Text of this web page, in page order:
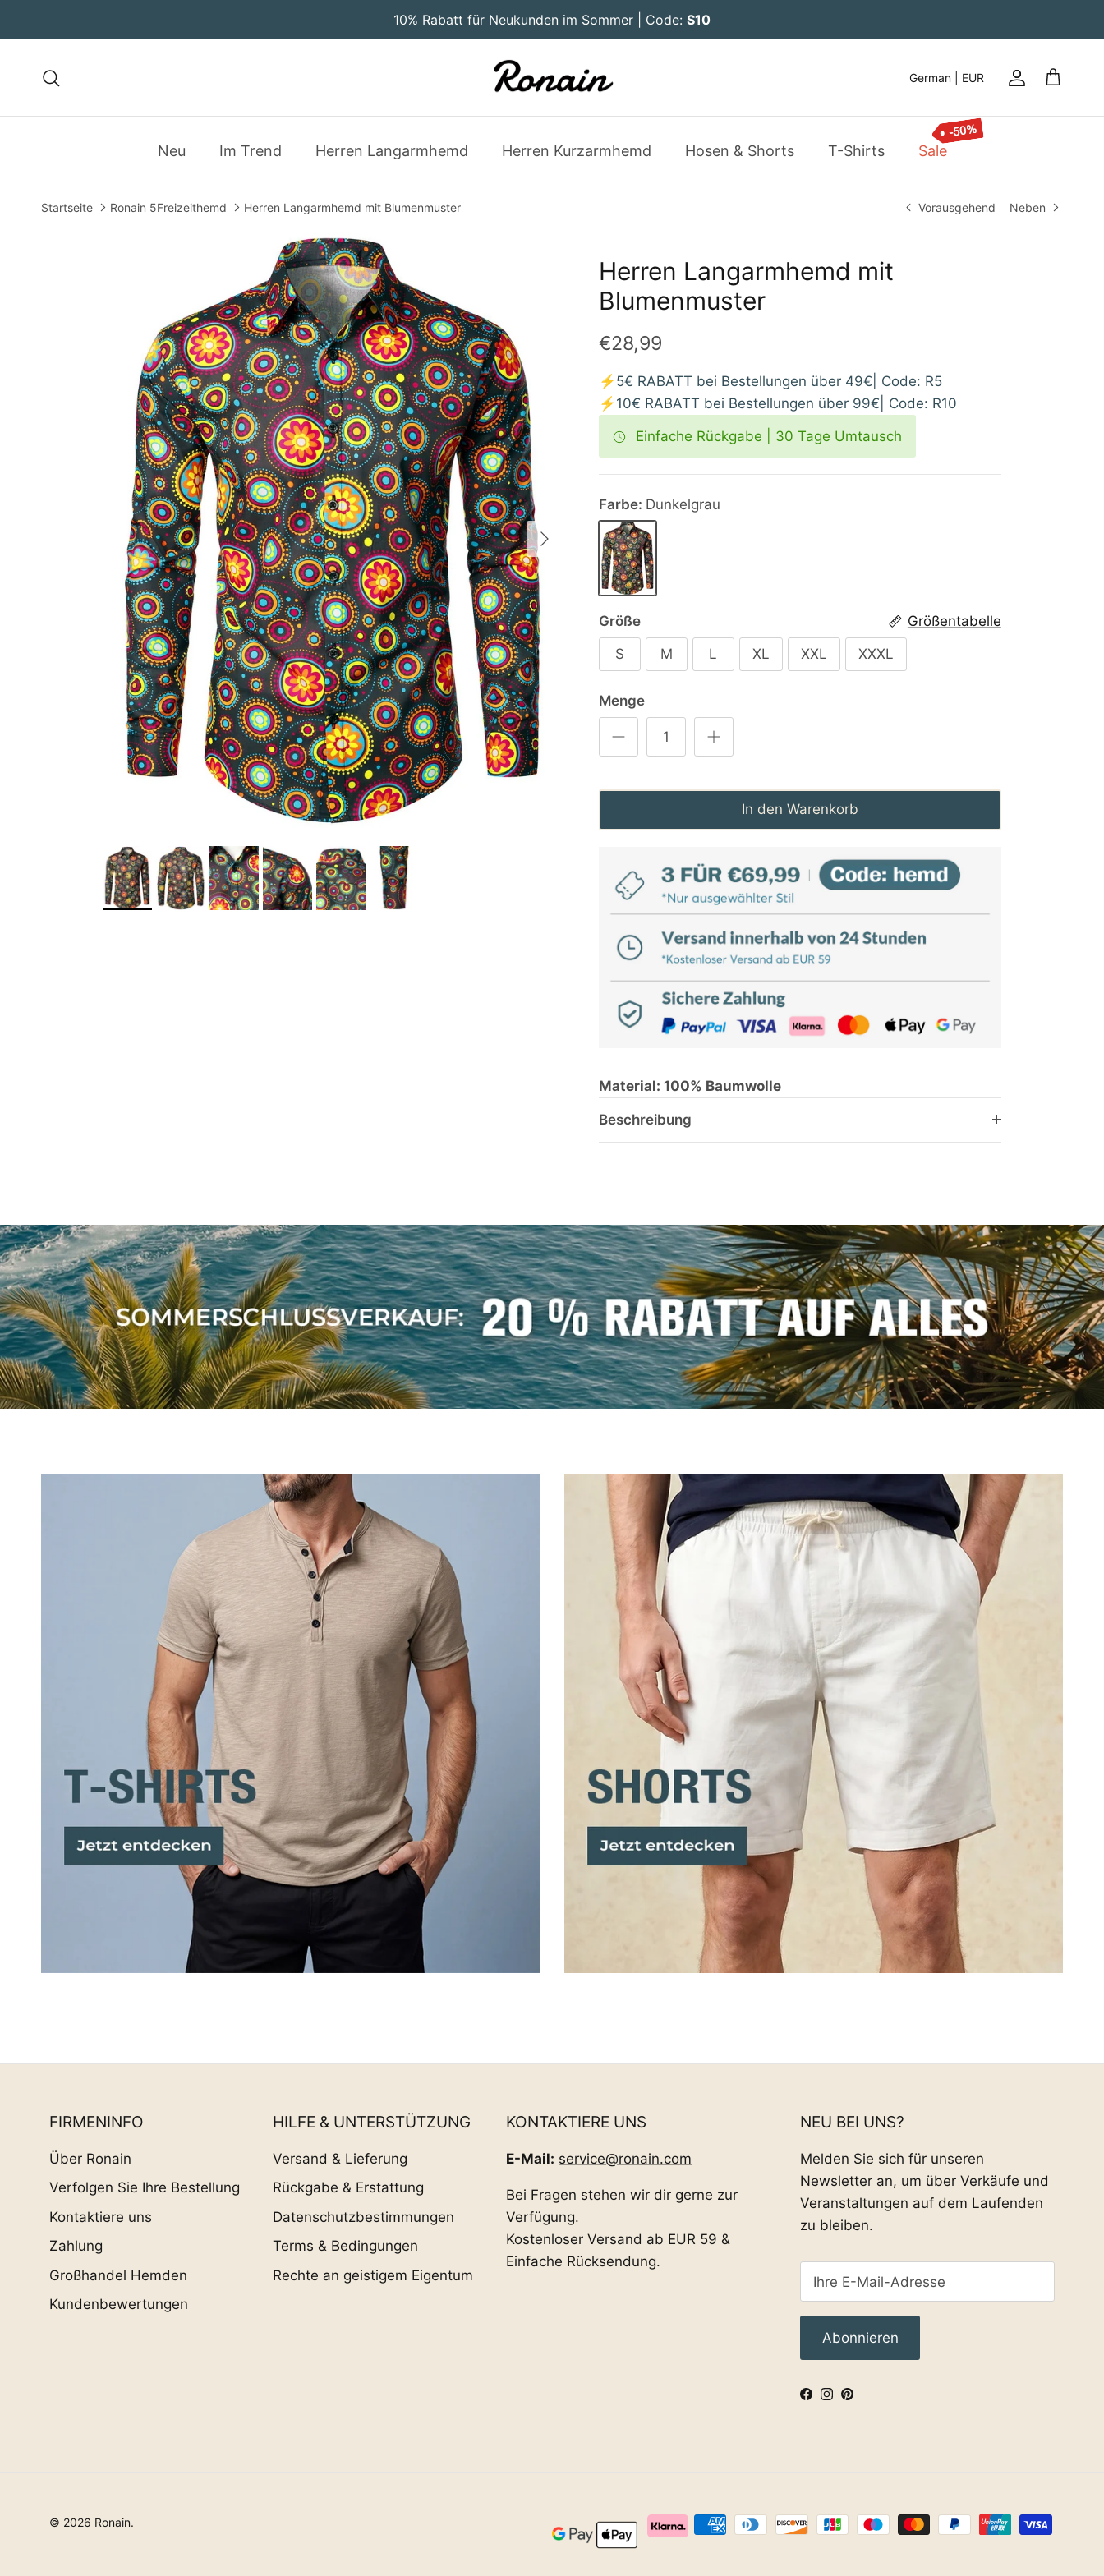
10% Rabatt für Neukunden im Sommer | Code: S10
German | EUR
Konto
Neu Im Trend Herren Langarmhemd Herren Kurzarmhemd Hosen & Shorts T-Shirts Sale
Startseite Ronain 5Freizeithemd Herren Langarmhemd mit Blumenmuster Vorausgehend Neben
Nächste
Herren Langarmhemd mit
Blumenmuster
€28,99
⚡5€ RABATT bei Bestellungen über 49€| Code: R5
⚡10€ RABATT bei Bestellungen über 99€| Code: R10
Einfache Rückgabe | 30 Tage Umtausch
Farbe: Dunkelgrau
Größe
Größentabelle
S
M L XL XXL XXXL
Menge
In den Warenkorb
Material: 100% Baumwolle
Beschreibung
FIRMENINFO
Über Ronain
Verfolgen Sie Ihre Bestellung
Kontaktiere uns
Zahlung
Großhandel Hemden
Kundenbewertungen
HILFE & UNTERSTÜTZUNG
Versand & Lieferung
Rückgabe & Erstattung
Datenschutzbestimmungen
Terms & Bedingungen
Rechte an geistigem Eigentum
KONTAKTIERE UNS
E-Mail: service@ronain.com
Bei Fragen stehen wir dir gerne zur
Verfügung.
Kostenloser Versand ab EUR 59 &
Einfache Rücksendung.
NEU BEI UNS?
Melden Sie sich für unseren
Newsletter an, um über Verkäufe und
Veranstaltungen auf dem Laufenden
zu bleiben.
Abonnieren
Facebook
Instagram
Pinterest
© 2026 Ronain.